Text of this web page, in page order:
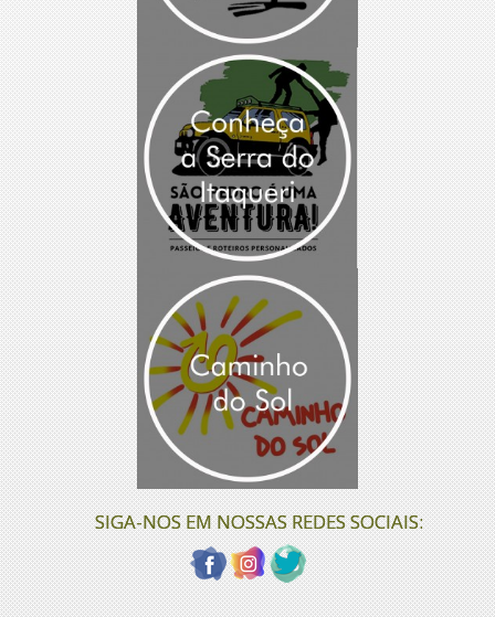
SIGA-NOS EM NOSSAS REDES SOCIAIS: